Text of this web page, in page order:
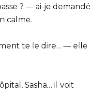
? — ai-je demandé
calme.
te le dire… — elle
Sasha… il voit